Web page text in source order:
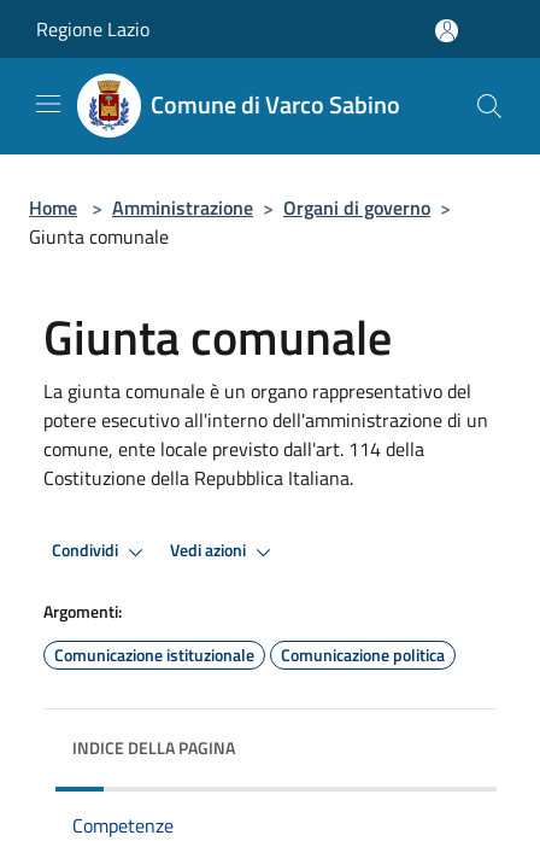
Regione Lazio
Comune di Varco Sabino
Home > Amministrazione > Organi di governo >
Giunta comunale
Giunta comunale
La giunta comunale è un organo rappresentativo del
potere esecutivo all'interno dell'amministrazione di un
comune, ente locale previsto dall'art. 114 della
Costituzione della Repubblica Italiana.
Condividi Vedi azioni
Argomenti:
Comunicazione istituzionale
Comunicazione politica
INDICE DELLA PAGINA
Competenze